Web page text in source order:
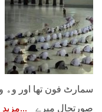
ﺳﻤﺎﺭﭦ ﻓﻮﻥ ﺗﮭﺎ ﺍﻭﺭ ﻭﮦ
ﺻﻮﺭﺗﺤﺎﻝ ﻣﯿﺮﮮ
مزید